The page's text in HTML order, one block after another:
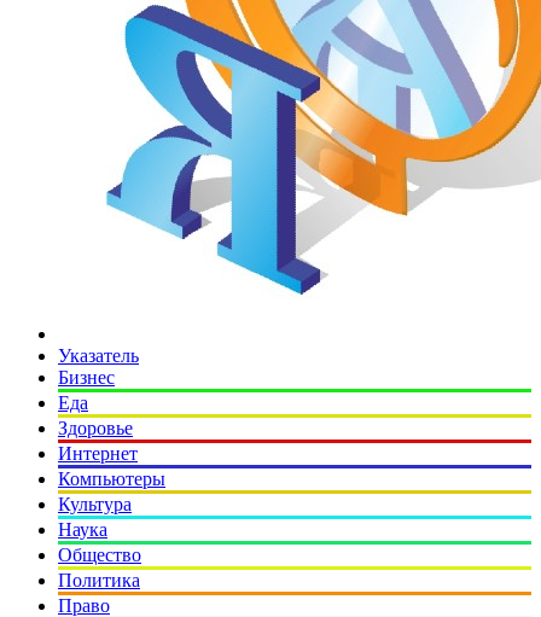
Указатель
Бизнес
Еда
Здоровье
Интернет
Компьютеры
Культура
Наука
Общество
Политика
Право